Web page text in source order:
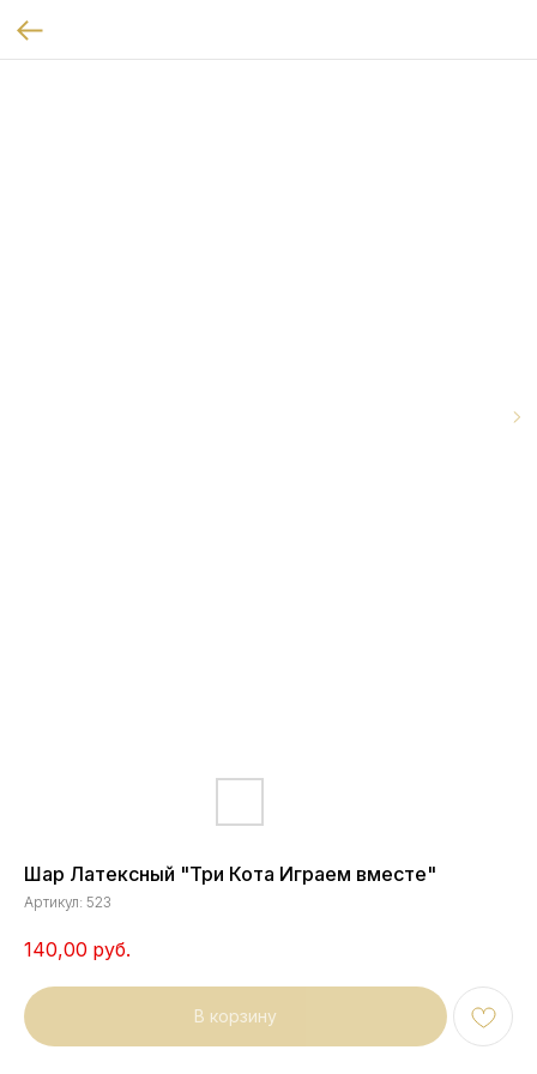
Шар Латексный "Три Кота Играем вместе"
Артикул: 523
140,00 руб.
В корзину